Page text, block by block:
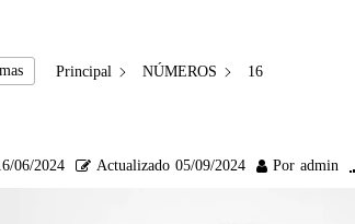
Principal NÚMEROS 16
06/2024 Actualizado 05/09/2024 Por admin